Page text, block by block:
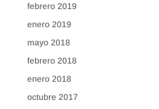
febrero 2019
enero 2019
mayo 2018
febrero 2018
enero 2018
octubre 2017